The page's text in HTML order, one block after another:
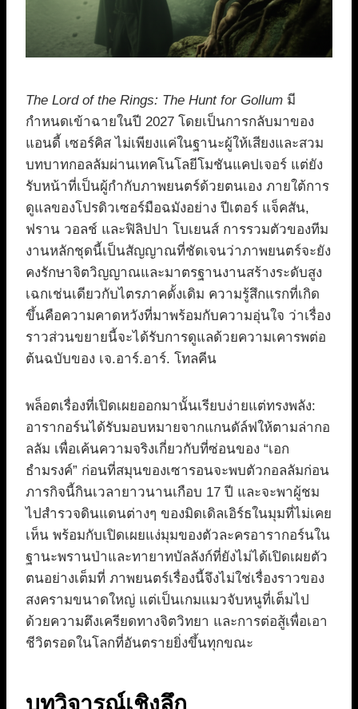
The Lord of the Rings: The Hunt for Gollum มี
กำหนดเข้าฉายในปี 2027 โดยเป็นการกลับมาของ
แอนดี้ เซอร์คิส ไม่เพียงแค่ในฐานะผู้ให้เสียงและสวม
บทบาทกอลลัมผ่านเทคโนโลยีโมชันแคปเจอร์ แต่ยัง
รับหน้าที่เป็นผู้กำกับภาพยนตร์ด้วยตนเอง ภายใต้การ
ดูแลของโปรดิวเซอร์มือฉมังอย่าง ปีเตอร์ แจ็คสัน,
ฟราน วอลช์ และฟิลิปปา โบเยนส์ การรวมตัวของทีม
งานหลักชุดนี้เป็นสัญญาณที่ชัดเจนว่าภาพยนตร์จะยัง
คงรักษาจิตวิญญาณและมาตรฐานงานสร้างระดับสูง
เฉกเช่นเดียวกับไตรภาคดั้งเดิม ความรู้สึกแรกที่เกิด
ขึ้นคือความคาดหวังที่มาพร้อมกับความอุ่นใจ ว่าเรื่อง
ราวส่วนขยายนี้จะได้รับการดูแลด้วยความเคารพต่อ
ต้นฉบับของ เจ.อาร์.อาร์. โทลคีน
พล็อตเรื่องที่เปิดเผยออกมานั้นเรียบง่ายแต่ทรงพลัง:
อารากอร์นได้รับมอบหมายจากแกนดัล์ฟให้ตามล่ากอ
ลลัม เพื่อเค้นความจริงเกี่ยวกับที่ซ่อนของ “เอก
ธำมรงค์” ก่อนที่สมุนของเซารอนจะพบตัวกอลลัมก่อน
ภารกิจนี้กินเวลายาวนานเกือบ 17 ปี และจะพาผู้ชม
ไปสำรวจดินแดนต่างๆ ของมิดเดิลเอิร์ธในมุมที่ไม่เคย
เห็น พร้อมกับเปิดเผยแง่มุมของตัวละครอารากอร์นใน
ฐานะพรานป่าและทายาทบัลลังก์ที่ยังไม่ได้เปิดเผยตัว
ตนอย่างเต็มที่ ภาพยนตร์เรื่องนี้จึงไม่ใช่เรื่องราวของ
สงครามขนาดใหญ่ แต่เป็นเกมแมวจับหนูที่เต็มไป
ด้วยความตึงเครียดทางจิตวิทยา และการต่อสู้เพื่อเอา
ชีวิตรอดในโลกที่อันตรายยิ่งขึ้นทุกขณะ
บทวิจารณ์เชิงลึก